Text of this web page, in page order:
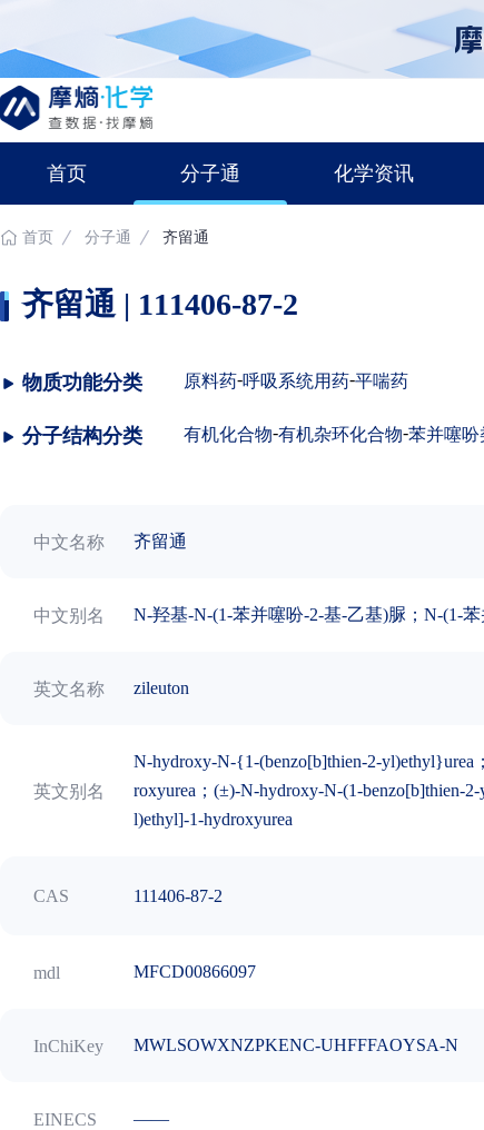
首页 分子通 化学资讯
首页 分子通 齐留通
齐留通 | 111406-87-2
物质功能分类 原料药-呼吸系统用药-平喘药
分子结构分类 有机化合物-有机杂环化合物-苯并噻吩
中文名称 齐留通
中文别名 N-羟基-N-(1-苯并噻吩-2-基-乙基)脲；N-(1-
英文名称 zileuton
英文别名
N-hydroxy-N-{1-(benzo[b]thien-2-yl)ethyl}urea
roxyurea；(±)-N-hydroxy-N-(1-benzo[b]thien-
l)ethyl]-1-hydroxyurea
CAS 111406-87-2
mdl MFCD00866097
InChiKey MWLSOWXNZPKENC-UHFFFAOYSA-N
EINECS ——